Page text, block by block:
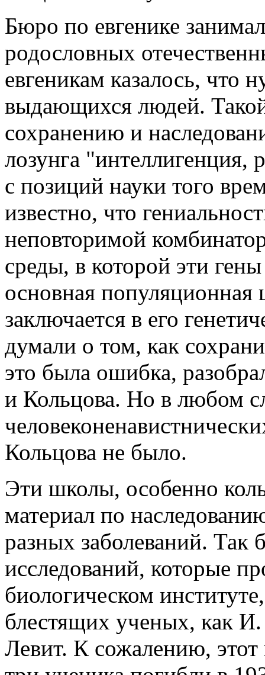
Бюро по евгенике
родословных
евгеникам казалось, что
выдающихся людей.
сохранению и
лозунга "интеллигенция,
с позиций науки того
известно, что
неповторимой
среды, в которой эти
основная популяционная
заключается в его
думали о том, как
это была ошибка,
и Кольцова. Но в любом
Кольцова не было.
Эти школы, особенно
материал по
разных заболеваний.
исследований, которые
биологическом
блестящих ученых, как
Левит. К сожалению, этот